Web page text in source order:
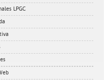
LPGC